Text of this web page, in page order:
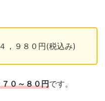
，９８０円(税込み)
０～８０円です。